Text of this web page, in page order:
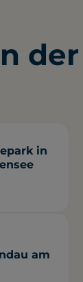
der
in
am